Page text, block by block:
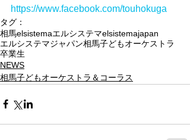
https://www.facebook.com/touhokuga
タグ：
相馬elsistemaエルシステマelsistemajapan
エルシステマジャパン相馬子どもオーケストラ
卒業生
NEWS
相馬子どもオーケストラ＆コーラス